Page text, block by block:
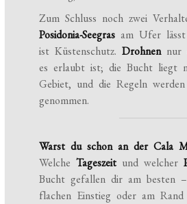
Zum Schluss noch zwei
Posidonia-Seegras am Ufer
ist Küstenschutz.Drohnennur
es erlaubt ist; die Bucht liegt
Gebiet, und die Regeln
genommen.
Warst du schon an der Cala
WelcheTageszeit und welcher
Bucht gefallen dir am besten
flachen Einstieg oder am Rand